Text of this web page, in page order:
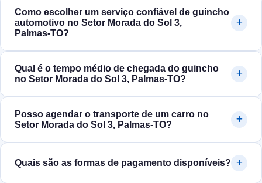
Como escolher um serviço confiável de guincho
automotivo no Setor Morada do Sol 3,
Palmas‑TO?
Qual é o tempo médio de chegada do guincho
no Setor Morada do Sol 3, Palmas‑TO?
Posso agendar o transporte de um carro no
Setor Morada do Sol 3, Palmas‑TO?
Quais são as formas de pagamento disponíveis?